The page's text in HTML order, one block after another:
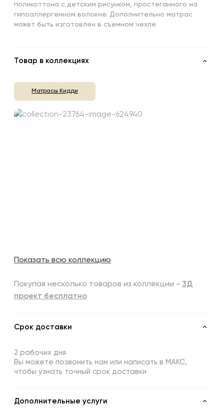
поликоттона с детским рисунком, простеганного на
гипоаллергенном волокне. Дополнительно матрас
может быть изготовлен в съемном чехле
Товар в коллекциях
Матрасы Кидди
Показать всю коллекцию
Покупая несколько товаров из коллекции - 3Д
проект бесплатно
Срок доставки
2 рабочих дня
Вы можете позвонить нам или написать в МАКС,
чтобы узнать точный срок доставки
Дополнительные услуги